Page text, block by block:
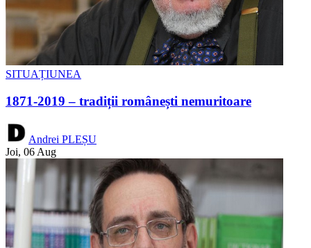
SITUAȚIUNEA
1871-2019 – tradiții românești nemuritoare
Andrei PLEȘU
Joi, 06 Aug